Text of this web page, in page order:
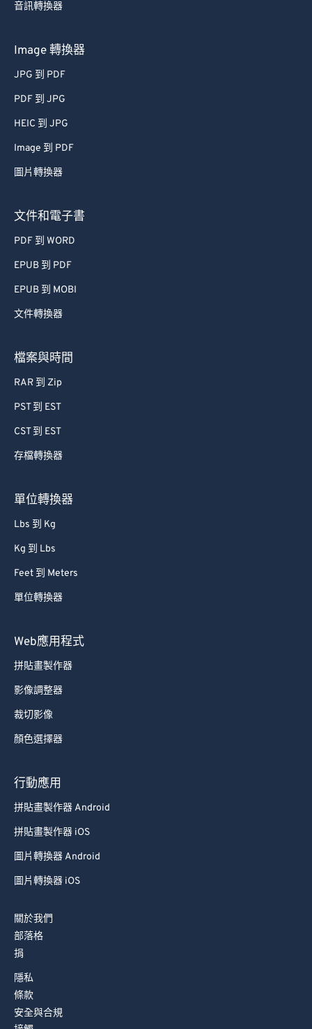
音訊轉換器
Image 轉換器
JPG 到 PDF
PDF 到 JPG
HEIC 到 JPG
Image 到 PDF
圖片轉換器
文件和電子書
PDF 到 WORD
EPUB 到 PDF
EPUB 到 MOBI
文件轉換器
檔案與時間
RAR 到 Zip
PST 到 EST
CST 到 EST
存檔轉換器
單位轉換器
Lbs 到 Kg
Kg 到 Lbs
Feet 到 Meters
單位轉換器
Web應用程式
拼貼畫製作器
影像調整器
裁切影像
顏色選擇器
行動應用
拼貼畫製作器 Android
拼貼畫製作器 iOS
圖片轉換器 Android
圖片轉換器 iOS
關於我們
部落格
捐
隱私
條款
安全與合規